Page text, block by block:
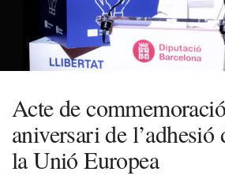
Acte de
aniversari de l’adhesió
la Unió Europea